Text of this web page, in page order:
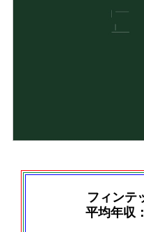
フィンテ
平均年収